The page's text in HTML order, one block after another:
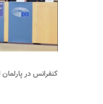
کنفرانس در پارلمان